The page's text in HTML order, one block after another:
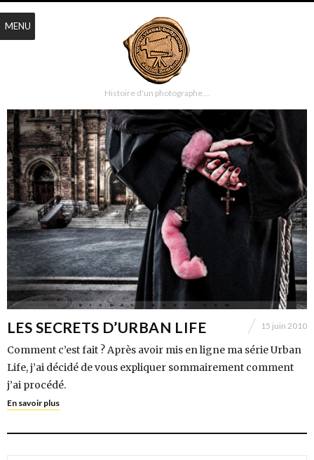
Histoire d'un photographe …
LES SECRETS D’URBAN LIFE 15 juin 2010
Comment c’est fait ? Après avoir mis en ligne ma série Urban
Life, j’ai décidé de vous expliquer sommairement comment
j’ai procédé.
En savoir plus
MENU